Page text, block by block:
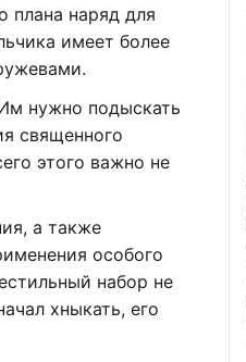
плана наряд для
имеет более
нужно подыскать
священного
этого важно не
а также
особого
набор не
хныкать, его